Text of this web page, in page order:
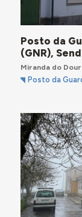
Posto da
(GNR),
Miranda do
Posto da